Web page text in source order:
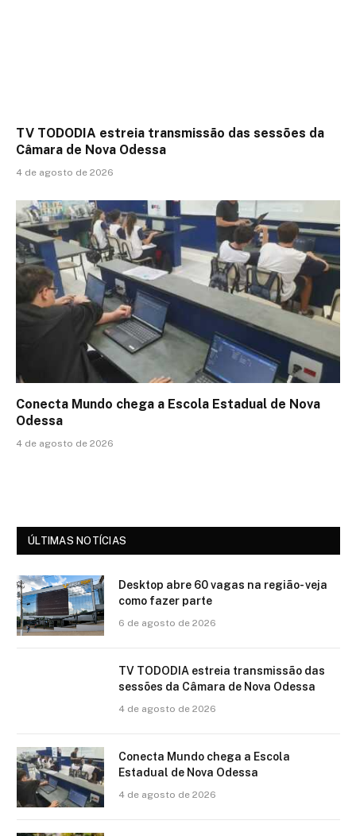
TV TODODIA estreia transmissão das sessões da
Câmara de Nova Odessa
4 de agosto de 2026
Conecta Mundo chega a Escola Estadual de Nova
Odessa
4 de agosto de 2026
ÚLTIMAS NOTÍCIAS
Desktop abre 60 vagas na região- veja
como fazer parte
6 de agosto de 2026
TV TODODIA estreia transmissão das
sessões da Câmara de Nova Odessa
4 de agosto de 2026
Conecta Mundo chega a Escola
Estadual de Nova Odessa
4 de agosto de 2026